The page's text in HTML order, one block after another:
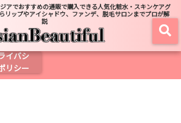
アでおすすめの通販で購入できる人気化粧水・スキンケアグ
リップやアイシャドウ、ファンデ、脱毛サロンまでプロが解
説
イバシ
リシー